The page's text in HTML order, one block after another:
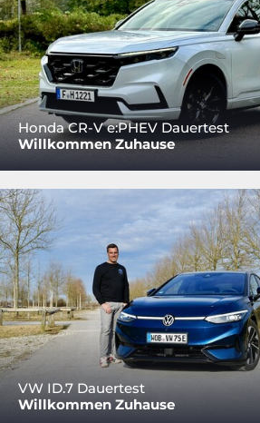
Honda CR-V e:PHEV Dauertest
Willkommen Zuhause
VW ID.7 Dauertest
Willkommen Zuhause